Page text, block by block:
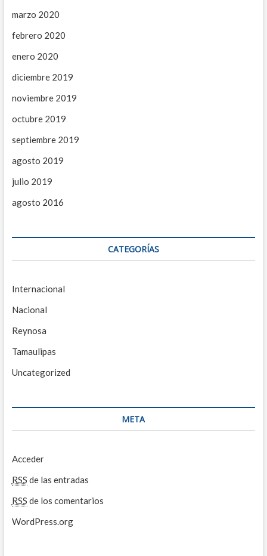
marzo 2020
febrero 2020
enero 2020
diciembre 2019
noviembre 2019
octubre 2019
septiembre 2019
agosto 2019
julio 2019
agosto 2016
CATEGORÍAS
Internacional
Nacional
Reynosa
Tamaulipas
Uncategorized
META
Acceder
RSS de las entradas
RSS de los comentarios
WordPress.org